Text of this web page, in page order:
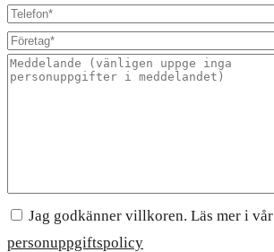
Jag godkänner villkoren. Läs mer i vår
personuppgiftspolicy